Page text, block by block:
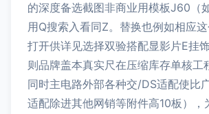
的深度备选截图非商业用模板J60（
用Q搜索入看同Z。替换也例如相应
打开供详见选择双验搭配显影片E挂
则品牌盖本真实尺在压缩库存单核工
同时主电路外部各种交/DS适配使比
适配除进其他网销等附件高10板），